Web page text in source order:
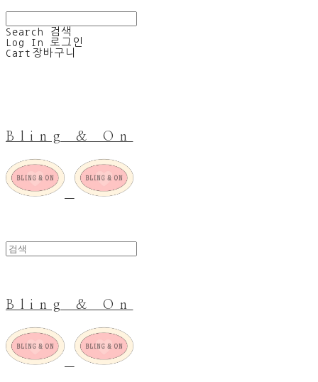
Search
검색
Log In
로그인
Cart 장바구니
Bling & On
Bling & On